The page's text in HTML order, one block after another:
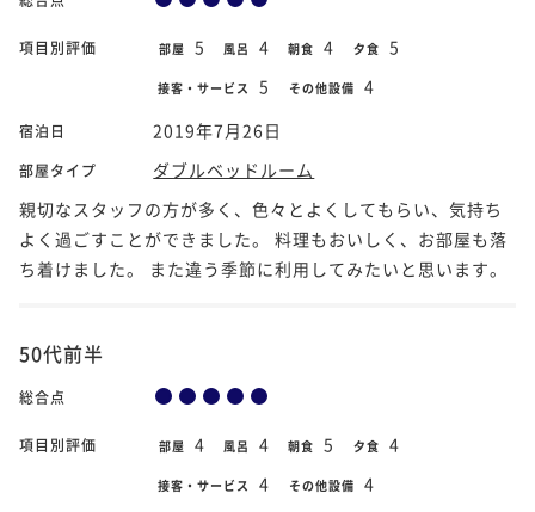
項目別評価 部屋 5 風呂 4 朝食 4 夕食 5
接客・サービス 5 その他設備 4
宿泊日 2019年7月26日
部屋タイプ
ダブルベッドルーム
親切なスタッフの方が多く、色々とよくしてもらい、気持ち
よく過ごすことができました。 料理もおいしく、お部屋も落
ち着けました。 また違う季節に利用してみたいと思います。
50代前半
総合点
項目別評価 部屋 4 風呂 4 朝食 5 夕食 4
接客・サービス 4 その他設備 4